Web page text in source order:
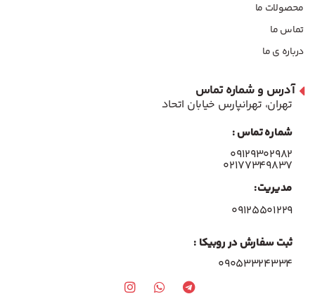
محصولات ما
تماس ما
درباره ی ما
آدرس و شماره تماس
تهران، تهرانپارس خیابان اتحاد
شماره تماس :
۰۹۱۲۹۳۰۲۹۸۲
۰۲۱۷۷۳۴۹۸۳۷
مدیریت:
۰۹۱۲۵۵۰۱۲۲۹
ثبت سفارش در روبیکا :
09053324334